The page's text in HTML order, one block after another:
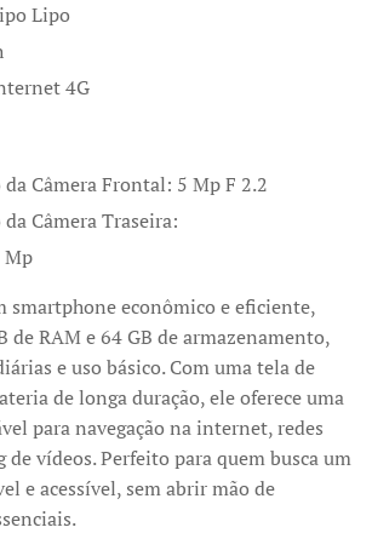
Lipo
4G
da Câmera Frontal: 5 Mp F 2.2
da Câmera Traseira:
Mp
smartphone econômico e eficiente,
de RAM e 64 GB de armazenamento,
e uso básico. Com uma tela de
de longa duração, ele oferece uma
para navegação na internet, redes
de vídeos. Perfeito para quem busca um
e acessível, sem abrir mão de